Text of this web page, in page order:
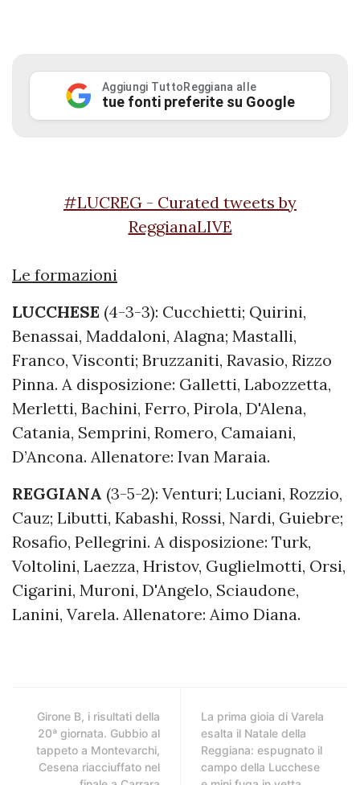
Aggiungi TuttoReggiana alle
tue fonti preferite su Google
#LUCREG - Curated tweets by
ReggianaLIVE
Le formazioni
LUCCHESE (4-3-3): Cucchietti; Quirini,
Benassai, Maddaloni, Alagna; Mastalli,
Franco, Visconti; Bruzzaniti, Ravasio, Rizzo
Pinna. A disposizione: Galletti, Labozzetta,
Merletti, Bachini, Ferro, Pirola, D'Alena,
Catania, Semprini, Romero, Camaiani,
D’Ancona. Allenatore: Ivan Maraia.
REGGIANA (3-5-2): Venturi; Luciani, Rozzio,
Cauz; Libutti, Kabashi, Rossi, Nardi, Guiebre;
Rosafio, Pellegrini. A disposizione: Turk,
Voltolini, Laezza, Hristov, Guglielmotti, Orsi,
Cigarini, Muroni, D'Angelo, Sciaudone,
Lanini, Varela. Allenatore: Aimo Diana.
Girone B, i risultati della
20ª giornata. Gubbio al
tappeto a Montevarchi,
Cesena riacciuffato nel
La prima gioia di Varela
esalta il Natale della
Reggiana: espugnato il
campo della Lucchese